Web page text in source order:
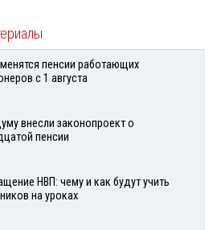
пенсии работающих
с 1 августа
внесли законопроект о
пенсии
НВП: чему и как будут учить
на уроках